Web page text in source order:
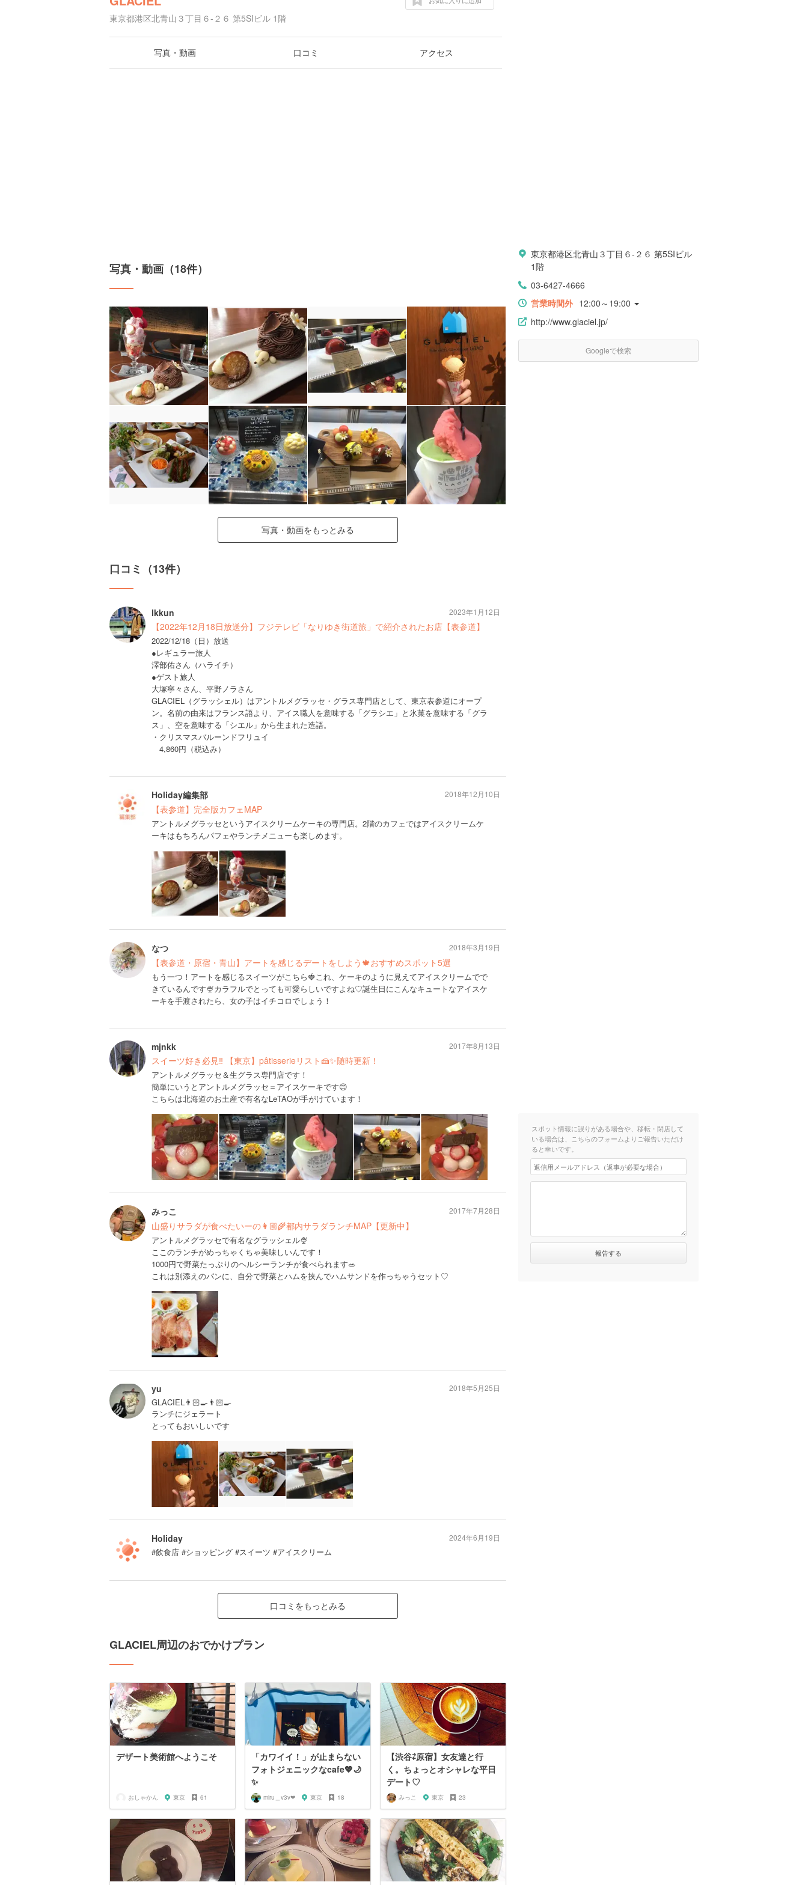
東京都港区北青山３丁目６-２６ 第5SIビル 1階
写真・動画 口コミ アクセス
写真・動画（18件）
写真・動画をもっとみる
口コミ（13件）
Ikkun
【2022年12月18日放送分】フジテレビ「なりゆき街道旅」で紹介されたお店【表参道】
2022/12/18（日）放送
●レギュラー旅人
澤部佑さん（ハライチ）
●ゲスト旅人
大塚寧々さん、平野ノラさん
GLACIEL（グラッシェル）はアントルメグラッセ・グラス専門店として、東京表参道にオープ
ン。名前の由来はフランス語より、アイス職人を意味する「グラシエ」と氷菓を意味する「グラ
ス」、空を意味する「シエル」から生まれた造語。
・クリスマスバルーンドフリュイ
4,860円（税込み）
2023年1月12日
Holiday編集部
【表参道】完全版カフェMAP
アントルメグラッセというアイスクリームケーキの専門店。2階のカフェではアイスクリームケ
ーキはもちろんパフェやランチメニューも楽しめます。
2018年12月10日
なつ
【表参道・原宿・青山】アートを感じるデートをしよう🍁おすすめスポット5選
もう一つ！アートを感じるスイーツがこちら🍓これ、ケーキのように見えてアイスクリームでで
きているんです🍨カラフルでとっても可愛らしいですよね♡誕生日にこんなキュートなアイスケ
ーキを手渡されたら、女の子はイチコロでしょう！
2018年3月19日
mjnkk
スイーツ好き必見‼︎ 【東京】pâtisserieリスト🍰✨随時更新！
アントルメグラッセ＆生グラス専門店です！
簡単にいうとアントルメグラッセ＝アイスケーキです😊
こちらは北海道のお土産で有名なLeTAOが手がけています！
2017年8月13日
みっこ
山盛りサラダが食べたいーの👩🏼‍🌾都内サラダランチMAP【更新中】
アントルメグラッセで有名なグラッシェル🍨
ここのランチがめっちゃくちゃ美味しいんです！
1000円で野菜たっぷりのヘルシーランチが食べられます🥗
これは別添えのパンに、自分で野菜とハムを挟んでハムサンドを作っちゃうセット♡
2017年7月28日
yu
GLACIEL👨🏻‍🍳👨🏻‍🍳
ランチにジェラート
とってもおいしいです
2018年5月25日
Holiday
#飲食店 #ショッピング #スイーツ #アイスクリーム
2024年6月19日
口コミをもっとみる
GLACIEL周辺のおでかけプラン
デザート美術館へようこそ
おしゃかん 東京 61
「カワイイ！」が止まらない
フォトジェニックなcafe💖🌙
✨
miru＿v3v❤︎ 東京 18
【渋谷⇄原宿】女友達と行
く。ちょっとオシャレな平日
デート♡
みっこ 東京 23
東京都港区北青山３丁目６-２６ 第5SIビル
1階
03-6427-4666
営業時間外 12:00～19:00
http://www.glaciel.jp/
Googleで検索
スポット情報に誤りがある場合や、移転・閉店して
いる場合は、こちらのフォームよりご報告いただけ
ると幸いです。